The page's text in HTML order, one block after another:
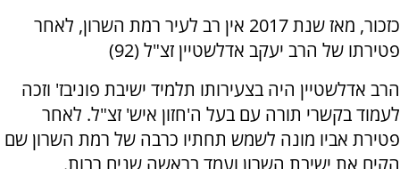
כזכור, מאז שנת 2017 אין רב לעיר רמת השרון, לאחר
פטירתו של הרב יעקב אדלשטיין זצ"ל (92)
הרב אדלשטיין היה בצעירותו תלמיד ישיבת פוניבז' וזכה
לעמוד בקשרי תורה עם בעל ה'חזון איש' זצ"ל. לאחר
פטירת אביו מונה לשמש תחתיו כרבה של רמת השרון שם